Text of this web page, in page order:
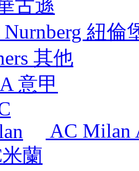
Nurnberg 紐倫
其他
意甲
AC Milan